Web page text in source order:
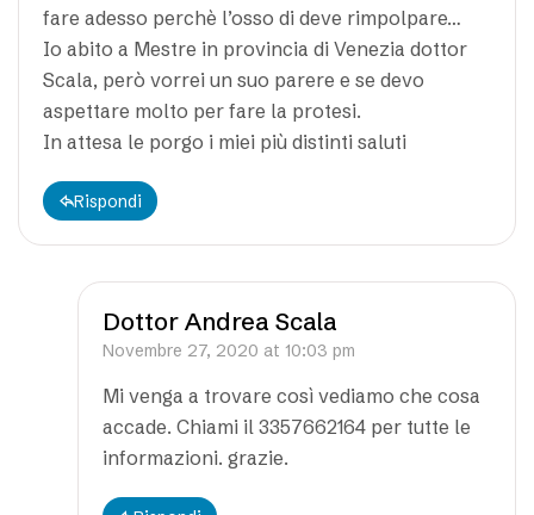
fare adesso perchè l’osso di deve rimpolpare…
Io abito a Mestre in provincia di Venezia dottor
Scala, però vorrei un suo parere e se devo
aspettare molto per fare la protesi.
In attesa le porgo i miei più distinti saluti
Rispondi
Dottor Andrea Scala
Novembre 27, 2020 at 10:03 pm
Mi venga a trovare così vediamo che cosa
accade. Chiami il 3357662164 per tutte le
informazioni. grazie.